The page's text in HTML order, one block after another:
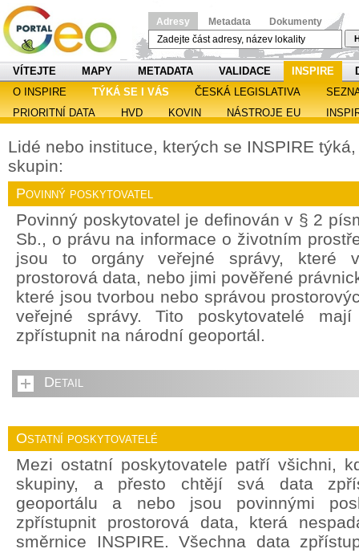
Adresy Metadata Dokumenty
VÍTEJTE MAPY METADATA VALIDACE INSPIRE
O INSPIRE
TÝKÁ SE I VÁS ČESKÁ LEGISLATIVA
PRIORITNÍ DATA
HVD KOVIN NÁSTROJE EU
Lidé nebo instituce, kterých se INSPIRE
skupin:
Povinný poskytovatel
Povinný poskytovatel je definován v § 2
Sb., o právu na informace o životním
jsou to orgány veřejné správy, které
prostorová data, nebo jimi pověřené
které jsou tvorbou nebo správou
veřejné správy. Tito poskytovatelé
zpřístupnit na národní geoportál.
Detail
Ostatní poskytovatelé
Mezi ostatní poskytovatele patří všichni,
skupiny, a přesto chtějí svá data
geoportálu a nebo jsou povinnými
zpřístupnit prostorová data, která
směrnice INSPIRE. Všechna data